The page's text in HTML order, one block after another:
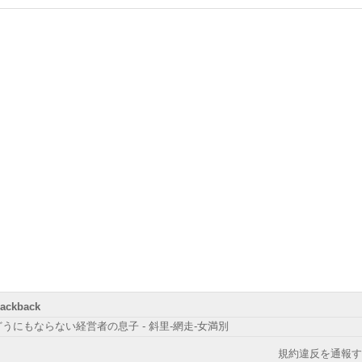
うにもならない経営者の息子 - 斜里-網走-女満別
規約違反を通報